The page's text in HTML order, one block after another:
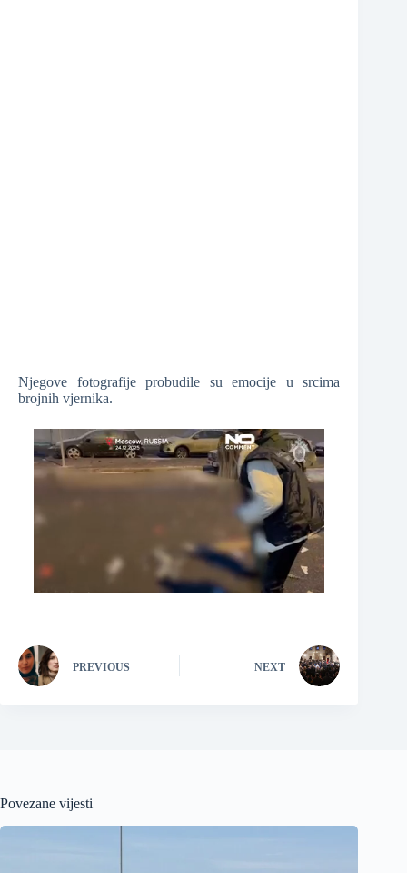
Njegove fotografije probudile su emocije u srcima
brojnih vjernika.
PREVIOUS NEXT
Povezane vijesti